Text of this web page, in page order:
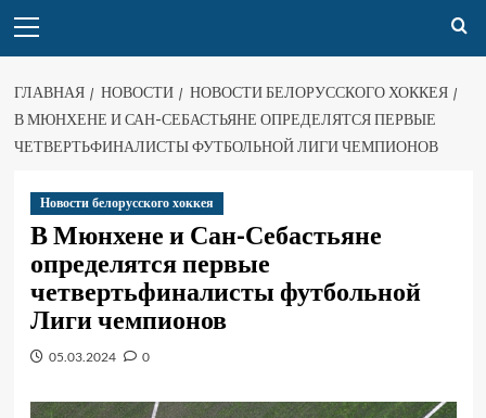
ГЛАВНАЯ НОВОСТИ
НОВОСТИ БЕЛОРУССКОГО ХОККЕЯ
В МЮНХЕНЕ И САН-СЕБАСТЬЯНЕ ОПРЕДЕЛЯТСЯ ПЕРВЫЕ
ЧЕТВЕРТЬФИНАЛИСТЫ ФУТБОЛЬНОЙ ЛИГИ ЧЕМПИОНОВ
Новости белорусского хоккея
В Мюнхене и Сан-Себастьяне
определятся первые
четвертьфиналисты футбольной
Лиги чемпионов
05.03.2024 0